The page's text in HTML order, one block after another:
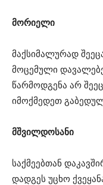
მორიელი
მაქსიმალურად
მოცემული
წარმოდგენა არ
იმოქმედეთ
მშვილდოსანი
საქმეებთან
დადგეს უცხო